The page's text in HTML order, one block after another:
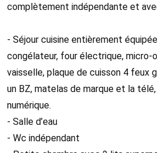
complètement indépendante et
- Séjour cuisine entièrement
congélateur, four électrique, micro-
vaisselle, plaque de cuisson 4 feux
un BZ, matelas de marque et la
numérique.
- Salle d’eau
- Wc indépendant